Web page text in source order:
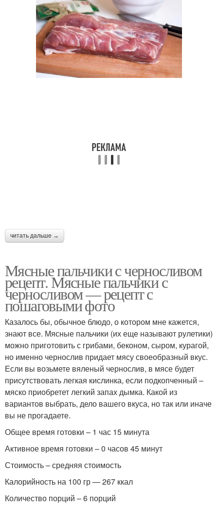
читать дальше →
Мясные пальчики с черносливом
рецепт. Мясные пальчики с
черносливом — рецепт с
пошаговыми фото
Казалось бы, обычное блюдо, о котором мне кажется,
знают все. Мясные пальчики (их еще называют рулетики)
можно приготовить с грибами, беконом, сыром, курагой,
но именно чернослив придает мясу своеобразный вкус.
Если вы возьмете вяленый чернослив, в мясе будет
присутствовать легкая кислинка, если подкопченный –
мяско приобретет легкий запах дымка. Какой из
вариантов выбрать, дело вашего вкуса, но так или иначе
вы не прогадаете.
Общее время готовки – 1 час 15 минута
Активное время готовки – 0 часов 45 минут
Стоимость – средняя стоимость
Калорийность на 100 гр — 267 ккал
Количество порций – 6 порций